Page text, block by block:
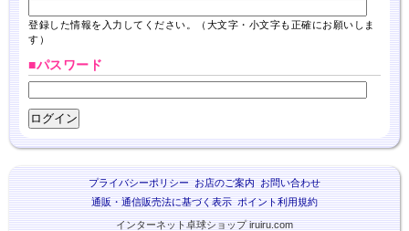
登録した情報を入力してください。（大文字・小文字も正確にお願いしま
す）
■パスワード
プライバシーポリシー お店のご案内 お問い合わせ
通販・通信販売法に基づく表示 ポイント利用規約
インターネット卓球ショップ iruiru.com